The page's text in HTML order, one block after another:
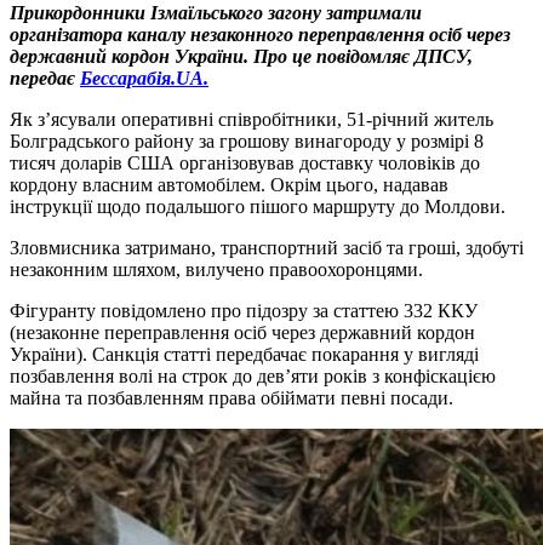
Прикордонники Ізмаїльського загону затримали
організатора каналу незаконного переправлення осіб через
державний кордон України. Про це повідомляє ДПСУ,
передає Бессарабія.UA.
Як з’ясували оперативні співробітники, 51-річний житель
Болградського району за грошову винагороду у розмірі 8
тисяч доларів США організовував доставку чоловіків до
кордону власним автомобілем. Окрім цього, надавав
інструкції щодо подальшого пішого маршруту до Молдови.
Зловмисника затримано, транспортний засіб та гроші, здобуті
незаконним шляхом, вилучено правоохоронцями.
Фігуранту повідомлено про підозру за статтею 332 ККУ
(незаконне переправлення осіб через державний кордон
України). Санкція статті передбачає покарання у вигляді
позбавлення волі на строк до дев’яти років з конфіскацією
майна та позбавленням права обіймати певні посади.